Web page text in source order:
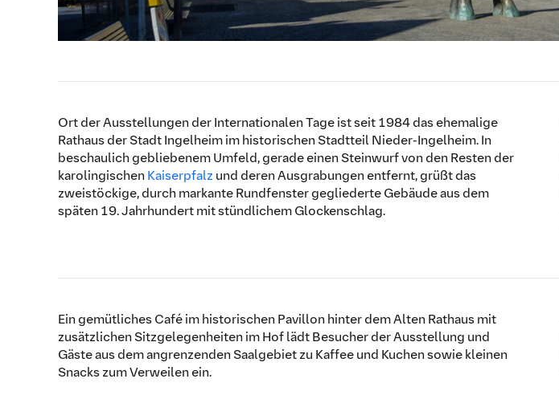
Ort der Ausstellungen der Internationalen Tage ist seit 1984 das ehemalige
Rathaus der Stadt Ingelheim im historischen Stadtteil Nieder-Ingelheim. In
beschaulich gebliebenem Umfeld, gerade einen Steinwurf von den Resten der
karolingischen Kaiserpfalz und deren Ausgrabungen entfernt, grüßt das
zweistöckige, durch markante Rundfenster gegliederte Gebäude aus dem
späten 19. Jahrhundert mit stündlichem Glockenschlag.
Ein gemütliches Café im historischen Pavillon hinter dem Alten Rathaus mit
zusätzlichen Sitzgelegenheiten im Hof lädt Besucher der Ausstellung und
Gäste aus dem angrenzenden Saalgebiet zu Kaffee und Kuchen sowie kleinen
Snacks zum Verweilen ein.